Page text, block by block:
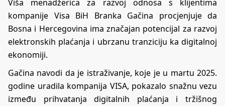
Viša menadžerica za razvoj odnosa s klijentima
kompanije Visa BiH Branka Gačina procjenjuje da
Bosna i Hercegovina ima značajan potencijal za razvoj
elektronskih plaćanja i ubrzanu tranziciju ka digitalnoj
ekonomiji.
Gačina navodi da je istraživanje, koje je u martu 2025.
godine uradila kompanija VISA, pokazalo snažnu vezu
između prihvatanja digitalnih plaćanja i tržišnog